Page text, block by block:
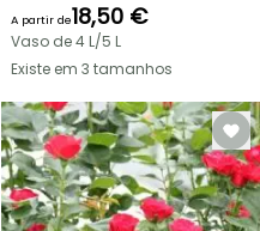
A partir de18,50 €
Vaso de 4 L/5 L
Existe em 3 tamanhos